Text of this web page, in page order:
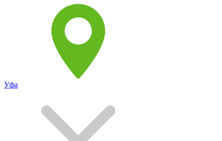
Уфа